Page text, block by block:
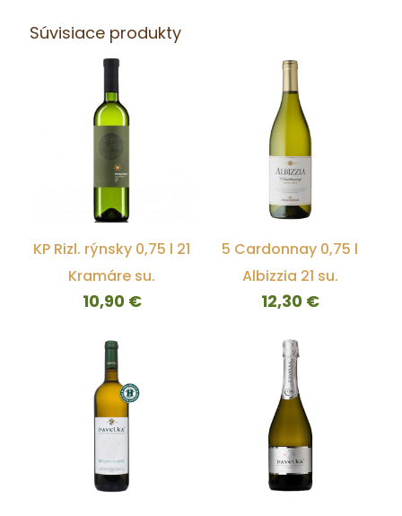
Súvisiace produkty
KP Rizl. rýnsky 0,75 l 21
Kramáre su.
10,90 €
5 Cardonnay 0,75 l
Albizzia 21 su.
12,30 €